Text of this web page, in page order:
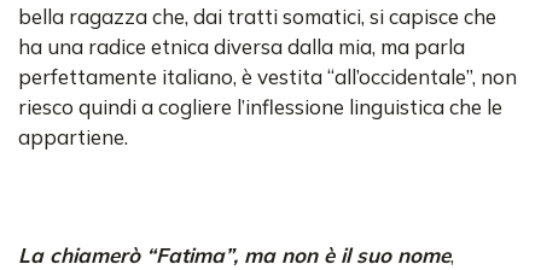
bella ragazza che, dai tratti somatici, si capisce che
ha una radice etnica diversa dalla mia, ma parla
perfettamente italiano, è vestita “all’occidentale”, non
riesco quindi a cogliere l’inflessione linguistica che le
appartiene.
La chiamerò “Fatima”, ma non è il suo nome,